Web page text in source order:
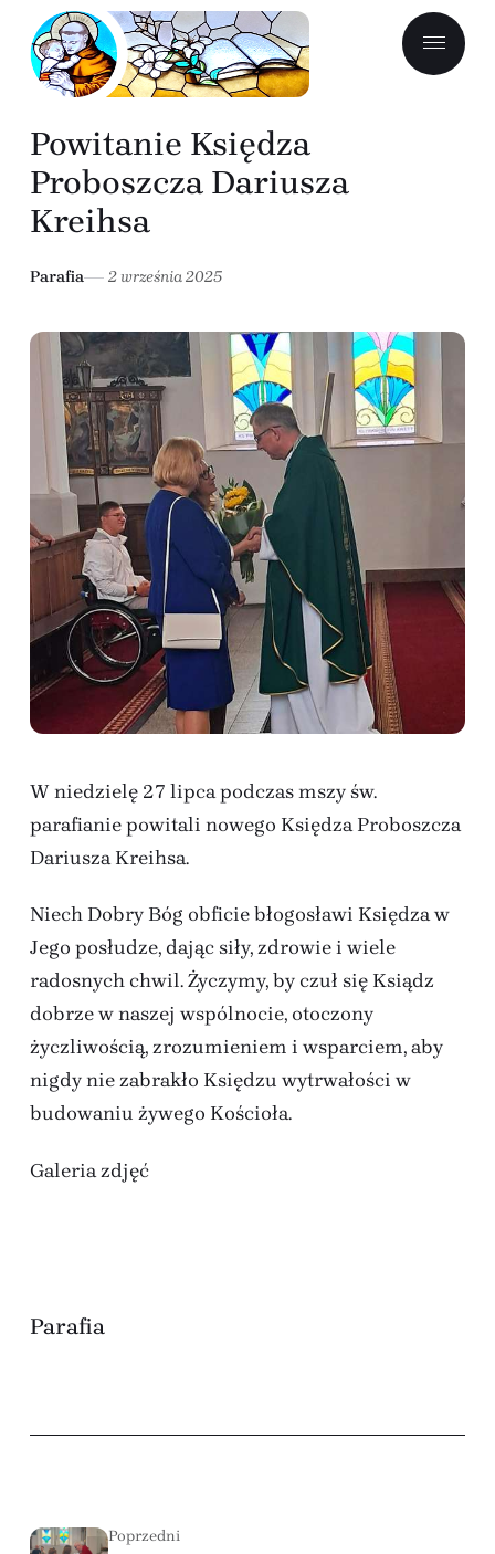
Powitanie Księdza
Proboszcza Dariusza
Kreihsa
Parafia 2 września 2025
W niedzielę 27 lipca podczas mszy św.
parafianie powitali nowego Księdza Proboszcza
Dariusza Kreihsa.
Niech Dobry Bóg obficie błogosławi Księdza w
Jego posłudze, dając siły, zdrowie i wiele
radosnych chwil. Życzymy, by czuł się Ksiądz
dobrze w naszej wspólnocie, otoczony
życzliwością, zrozumieniem i wsparciem, aby
nigdy nie zabrakło Księdzu wytrwałości w
budowaniu żywego Kościoła.
Galeria zdjęć
Parafia
Poprzedni